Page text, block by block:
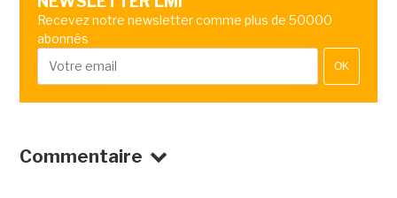
Recevez notre newsletter comme plus de 50000
abonnés
OK
Commentaire